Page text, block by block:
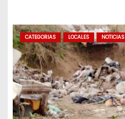
CATEGORIAS LOCALES NOTICIAS